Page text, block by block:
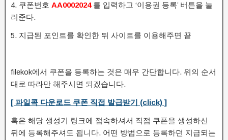
4. 쿠폰번호 AA0002024를 입력하고 ‘이용권 등록’ 버튼을 눌
러준다.
5. 지급된 포인트를 확인한 뒤 사이트를 이용해주면 끝
filekok에서 쿠폰을 등록하는 것은 매우 간단합니다. 위의 순서
대로 따라만 해주시면 되겠습니다.
[ 파일콕 다운로드 쿠폰 직접 발급받기 (click) ]
혹은 해당 생성기 링크에 접속하셔서 직접 쿠폰을 생성하신
뒤에 등록해주셔도 됩니다. 어떤 방법으로 등록하던 지급되는